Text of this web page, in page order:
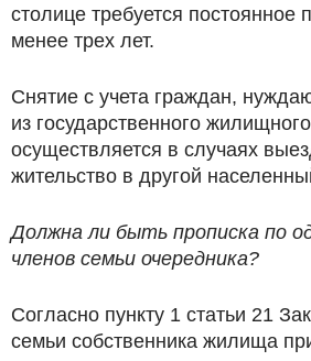
столице требуется постоянное
менее трех лет.
Снятие с учета граждан,
из государственного
осуществляется в случаях
жительство в другой
Должна ли быть прописка по
членов семьи очередника?
Согласно пункту 1 статьи 21
семьи собственника жилища